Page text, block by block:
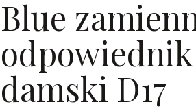
Blue
damski D17